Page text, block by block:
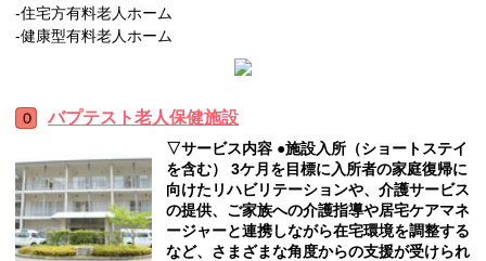
‐住宅方有料老人ホーム
‐健康型有料老人ホーム
バプテスト老人保健施設
▽サービス内容 ●施設入所（ショートステイ
を含む） 3ケ月を目標に入所者の家庭復帰に
向けたリハビリテーションや、介護サービス
の提供、ご家族への介護指導や居宅ケアマネ
ージャーと連携しながら在宅環境を調整する
など、さまざまな角度からの支援が受けられ